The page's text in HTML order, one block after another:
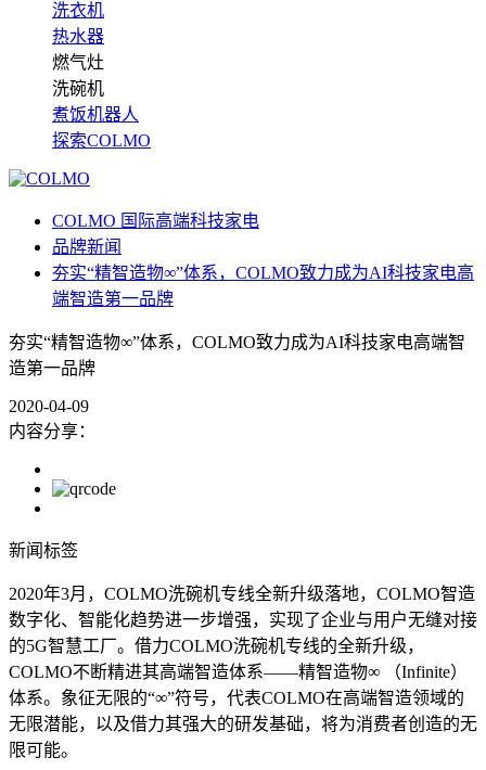
洗衣机
热水器
燃气灶
洗碗机
煮饭机器人
探索COLMO
COLMO 国际高端科技家电
品牌新闻
夯实“精智造物∞”体系，COLMO致力成为AI科技家电高
端智造第一品牌
夯实“精智造物∞”体系，COLMO致力成为AI科技家电高端智
造第一品牌
2020-04-09
内容分享：
新闻标签
2020年3月，COLMO洗碗机专线全新升级落地，COLMO智造
数字化、智能化趋势进一步增强，实现了企业与用户无缝对接
的5G智慧工厂。借力COLMO洗碗机专线的全新升级，
COLMO不断精进其高端智造体系——精智造物∞ （Infinite）
体系。象征无限的“∞”符号，代表COLMO在高端智造领域的
无限潜能，以及借力其强大的研发基础，将为消费者创造的无
限可能。